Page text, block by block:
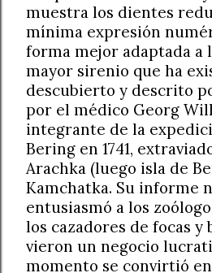
muestra los dientes
mínima expresión
forma mejor adaptada a
mayor sirenio que ha
descubierto y descrito
por el médico Georg
integrante de la
Bering en 1741,
Arachka (luego isla de
Kamchatka. Su informe
entusiasmó a los
los cazadores de focas y
vieron un negocio
momento se convirtió